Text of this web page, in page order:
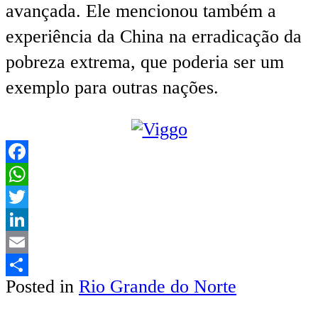
avançada. Ele mencionou também a
experiência da China na erradicação da
pobreza extrema, que poderia ser um
exemplo para outras nações.
Facebook
WhatsApp
Twitter
LinkedIn
Email
Share
Posted in Rio Grande do Norte